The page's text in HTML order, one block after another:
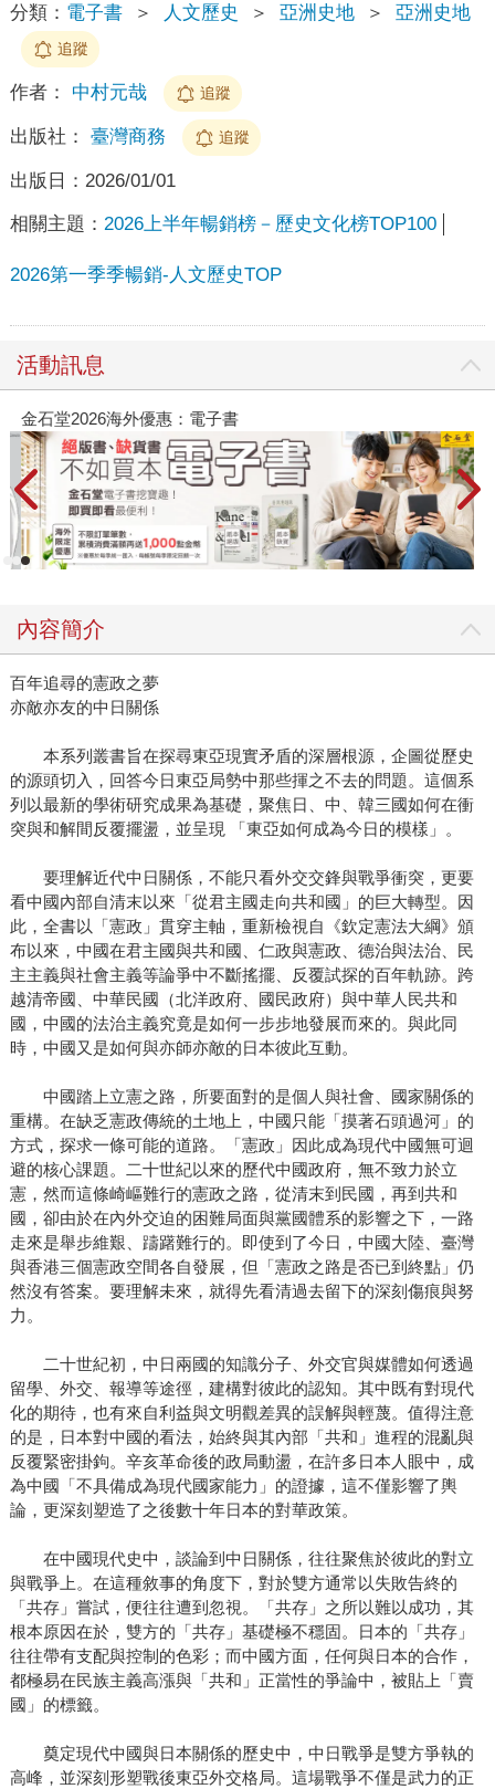
分類： 電子書 ＞ 人文歷史 ＞ 亞洲史地 ＞ 亞洲史地
追蹤
作者： 中村元哉 追蹤
出版社： 臺灣商務 追蹤
出版日： 2026/01/01
相關主題： 2026上半年暢銷榜－歷史文化榜TOP100
2026第一季季暢銷-人文歷史TOP
活動訊息
金石堂2026海外優惠：電子書
內容簡介
百年追尋的憲政之夢
亦敵亦友的中日關係
本系列叢書旨在探尋東亞現實矛盾的深層根源，企圖從歷史
的源頭切入，回答今日東亞局勢中那些揮之不去的問題。這個系
列以最新的學術研究成果為基礎，聚焦日、中、韓三國如何在衝
突與和解間反覆擺盪，並呈現 「東亞如何成為今日的模樣」。
要理解近代中日關係，不能只看外交交鋒與戰爭衝突，更要
看中國內部自清末以來「從君主國走向共和國」的巨大轉型。因
此，全書以「憲政」貫穿主軸，重新檢視自《欽定憲法大綱》頒
布以來，中國在君主國與共和國、仁政與憲政、德治與法治、民
主主義與社會主義等論爭中不斷搖擺、反覆試探的百年軌跡。跨
越清帝國、中華民國（北洋政府、國民政府）與中華人民共和
國，中國的法治主義究竟是如何一步步地發展而來的。與此同
時，中國又是如何與亦師亦敵的日本彼此互動。
中國踏上立憲之路，所要面對的是個人與社會、國家關係的
重構。在缺乏憲政傳統的土地上，中國只能「摸著石頭過河」的
方式，探求一條可能的道路。「憲政」因此成為現代中國無可迴
避的核心課題。二十世紀以來的歷代中國政府，無不致力於立
憲，然而這條崎嶇難行的憲政之路，從清末到民國，再到共和
國，卻由於在內外交迫的困難局面與黨國體系的影響之下，一路
走來是舉步維艱、躊躇難行的。即使到了今日，中國大陸、臺灣
與香港三個憲政空間各自發展，但「憲政之路是否已到終點」仍
然沒有答案。要理解未來，就得先看清過去留下的深刻傷痕與努
力。
二十世紀初，中日兩國的知識分子、外交官與媒體如何透過
留學、外交、報導等途徑，建構對彼此的認知。其中既有對現代
化的期待，也有來自利益與文明觀差異的誤解與輕蔑。值得注意
的是，日本對中國的看法，始終與其內部「共和」進程的混亂與
反覆緊密掛鉤。辛亥革命後的政局動盪，在許多日本人眼中，成
為中國「不具備成為現代國家能力」的證據，這不僅影響了輿
論，更深刻塑造了之後數十年日本的對華政策。
在中國現代史中，談論到中日關係，往往聚焦於彼此的對立
與戰爭上。在這種敘事的角度下，對於雙方通常以失敗告終的
「共存」嘗試，便往往遭到忽視。「共存」之所以難以成功，其
根本原因在於，雙方的「共存」基礎極不穩固。日本的「共存」
往往帶有支配與控制的色彩；而中國方面，任何與日本的合作，
都極易在民族主義高漲與「共和」正當性的爭論中，被貼上「賣
國」的標籤。
奠定現代中國與日本關係的歷史中，中日戰爭是雙方爭執的
高峰，並深刻形塑戰後東亞外交格局。這場戰爭不僅是武力的正